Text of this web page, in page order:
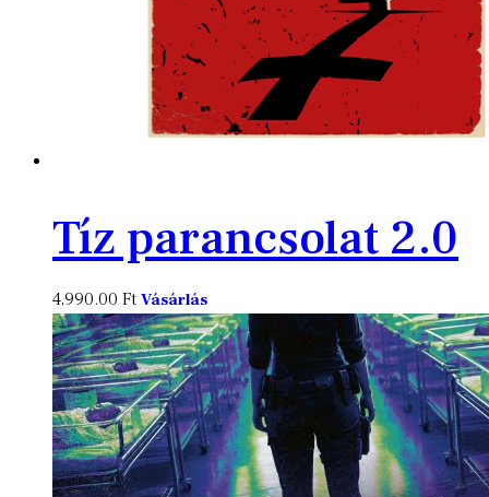
Tíz parancsolat 2.0
4,990.00 Ft Vásárlás